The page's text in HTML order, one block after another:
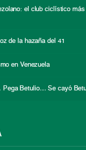
el club ciclístico
de la hazaña del 41
en Venezuela
Pega Betulio… Se cayó